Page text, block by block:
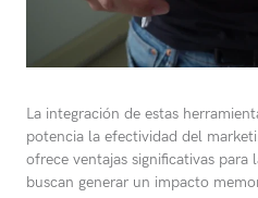
La integración de estas
potencia la efectividad del
ofrece ventajas significativas para
buscan generar un impacto